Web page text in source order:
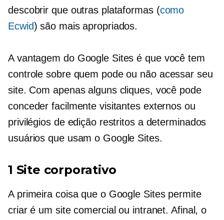
descobrir que outras plataformas (como
Ecwid) são mais apropriados.
A vantagem do Google Sites é que você tem
controle sobre quem pode ou não acessar seu
site. Com apenas alguns cliques, você pode
conceder facilmente visitantes externos ou
privilégios de edição restritos a determinados
usuários que usam o Google Sites.
1 Site corporativo
A primeira coisa que o Google Sites permite
criar é um site comercial ou intranet. Afinal, o